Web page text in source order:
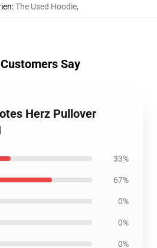
:The Used Hoodie,
Say
Herz Pullover
33%
67%
0%
0%
0%